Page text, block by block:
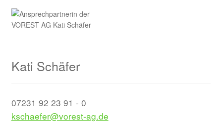
Kati Schäfer
07231 92 23 91 - 0
kschaefer@vorest-ag.de